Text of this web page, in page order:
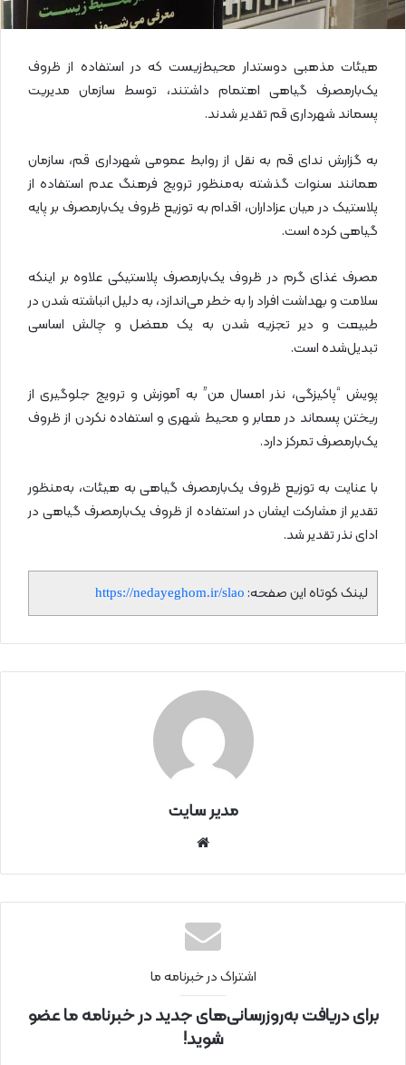
هیئات مذهبی دوستدار محیط‌زیست که در استفاده از ظروف
یک‌بارمصرف گیاهی اهتمام داشتند، توسط سازمان مدیریت
پسماند شهرداری قم تقدیر شدند.
به گزارش ندای قم به نقل از روابط عمومی شهرداری قم، سازمان
همانند سنوات گذشته به‌منظور ترویج فرهنگ عدم استفاده از
پلاستیک در میان عزاداران، اقدام به توزیع ظروف یک‌بارمصرف بر پایه
گیاهی کرده است.
مصرف غذای گرم در ظروف یک‌بارمصرف پلاستیکی علاوه بر اینکه
سلامت و بهداشت افراد را به خطر می‌اندازد، به دلیل انباشته شدن در
طبیعت و دیر تجزیه شدن به یک معضل و چالش اساسی
تبدیل‌شده است.
پویش “پاکیزگی، نذر امسال من” به آموزش و ترویج جلوگیری از
ریختن پسماند در معابر و محیط شهری و استفاده نکردن از ظروف
یک‌بارمصرف تمرکز دارد.
با عنایت به توزیع ظروف یک‌بارمصرف گیاهی به هیئات، به‌منظور
تقدیر از مشارکت ایشان در استفاده از ظروف یک‌بارمصرف گیاهی در
ادای نذر تقدیر شد.
لینک کوتاه این صفحه: https://nedayeghom.ir/slao
مدیر سایت
نتی
اشتراک در خبرنامه ما
برای دریافت به‌روزرسانی‌های جدید در خبرنامه ما عضو
شوید!